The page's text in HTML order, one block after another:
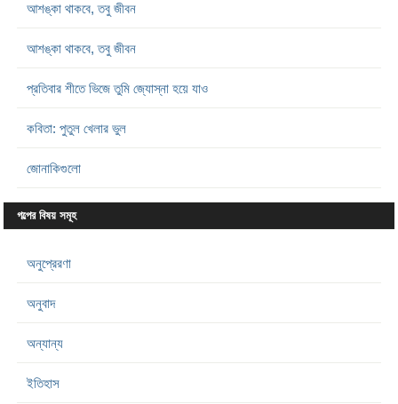
আশঙ্কা থাকবে, তবু জীবন
আশঙ্কা থাকবে, তবু জীবন
প্রতিবার শীতে ভিজে তুমি জ্যোস্না হয়ে যাও
কবিতা: পুতুল খেলার ভুল
জোনাকিগুলো
গল্পের বিষয় সমূহ
অনুপ্রেরণা
অনুবাদ
অন্যান্য
ইতিহাস